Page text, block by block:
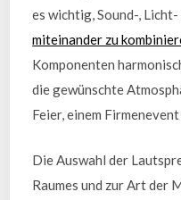
es wichtig, Sound-, Licht-
miteinander zu
Komponenten
die gewünschte
Feier, einem
Die Auswahl der
Raumes und zur Art der